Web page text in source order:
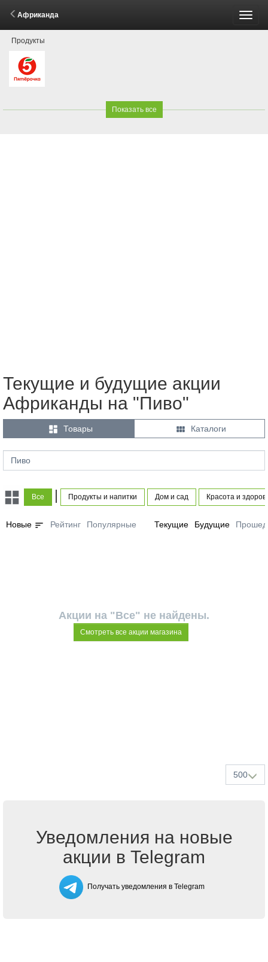
Африканда
Продукты
Показать все
Текущие и будущие акции
Африканды на "Пиво"
 Товары  Каталоги
Все Продукты и напитки Дом и сад Красота и
Новые sort Рейтинг Популярные Текущие Будущие
Акции на "Все" не найдены.
Смотреть все акции магазина
500
Уведомления на новые
акции в Telegram
Получать уведомления в Telegram